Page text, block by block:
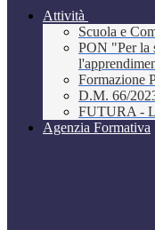
Attività
Scuola e
PON "Per la
Formazione
D.M. 66/
FUTURA -
Agenzia Formativa